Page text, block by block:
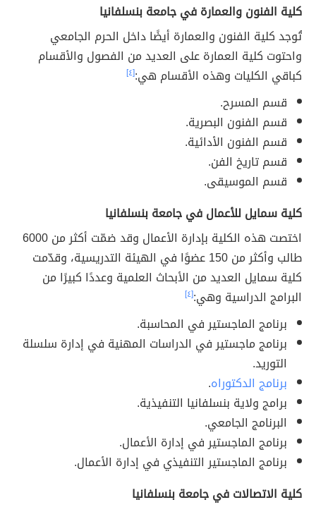
كلية الفنون والعمارة في جامعة بنسلفانيا
تُوجد كلية الفنون والعمارة أيضًا داخل الحرم الجامعي
واحتوت كلية العمارة على العديد من الفصول والأقسام
كباقي الكليات وهذه الأقسام هي:[٤]
قسم المسرح.
قسم الفنون البصرية.
قسم الفنون الأدائية.
قسم تاريخ الفن.
قسم الموسيقى.
كلية سمايل للأعمال في جامعة بنسلفانيا
اختصت هذه الكلية بإدارة الأعمال وقد ضمّت أكثر من 6000
طالب وأكثر من 150 عضوًا في الهيئة التدريسية، وقدّمت
كلية سمايل العديد من الأبحاث العلمية وعددًا كبيرًا من
البرامج الدراسية وهي:[٤]
برنامج الماجستير في المحاسبة.
برنامج ماجستير في الدراسات المهنية في إدارة سلسلة
التوريد.
برنامج الدكتوراه.
برامج ولاية بنسلفانيا التنفيذية.
البرنامج الجامعي.
برنامج الماجستير في إدارة الأعمال.
برنامج الماجستير التنفيذي في إدارة الأعمال.
كلية الاتصالات في جامعة بنسلفانيا